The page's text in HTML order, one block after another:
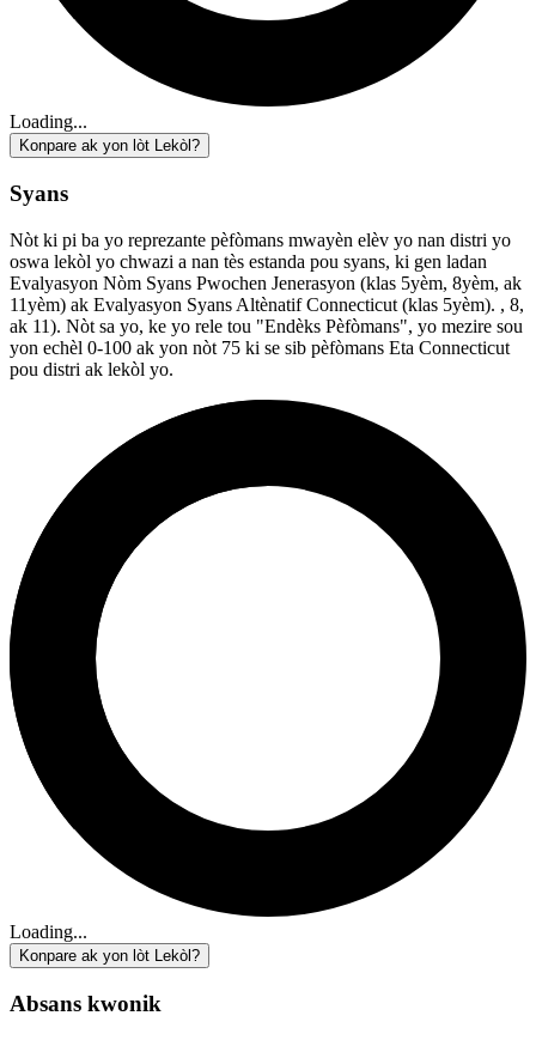
Loading...
Konpare ak yon lòt Lekòl?
Syans
Nòt ki pi ba yo reprezante pèfòmans mwayèn elèv yo nan distri yo
oswa lekòl yo chwazi a nan tès estanda pou syans, ki gen ladan
Evalyasyon Nòm Syans Pwochen Jenerasyon (klas 5yèm, 8yèm, ak
11yèm) ak Evalyasyon Syans Altènatif Connecticut (klas 5yèm). , 8,
ak 11). Nòt sa yo, ke yo rele tou "Endèks Pèfòmans", yo mezire sou
yon echèl 0-100 ak yon nòt 75 ki se sib pèfòmans Eta Connecticut
pou distri ak lekòl yo.
Loading...
Konpare ak yon lòt Lekòl?
Absans kwonik